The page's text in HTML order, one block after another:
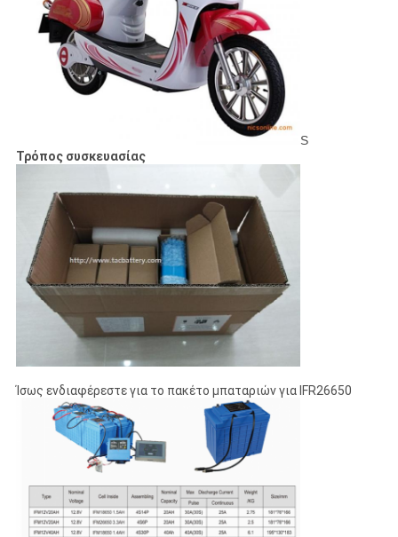
S
Τρόπος συσκευασίας
Ίσως ενδιαφέρεστε για το πακέτο μπαταριών για IFR26650